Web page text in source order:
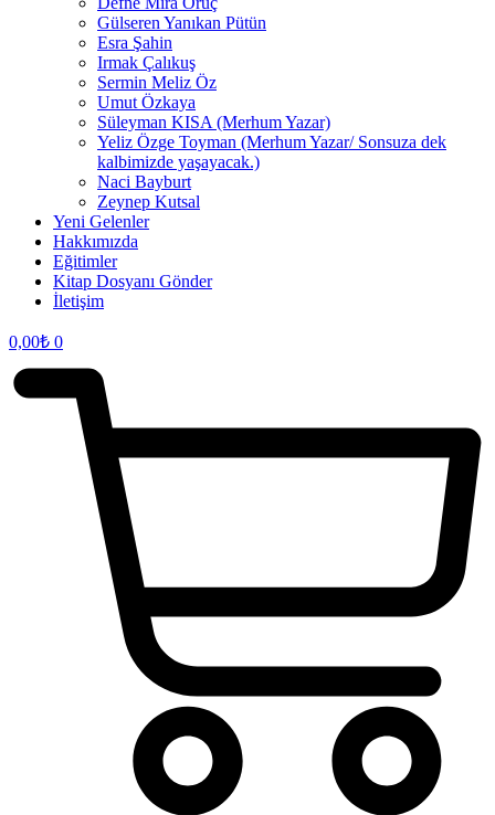
Gülseren Yanıkan Pütün
Esra Şahin
Irmak Çalıkuş
Sermin Meliz Öz
Umut Özkaya
Süleyman KISA (Merhum Yazar)
Yeliz Özge Toyman (Merhum Yazar/ Sonsuza dek
kalbimizde yaşayacak.)
Naci Bayburt
Zeynep Kutsal
Yeni Gelenler
Hakkımızda
Eğitimler
Kitap Dosyanı Gönder
İletişim
0,00₺ 0